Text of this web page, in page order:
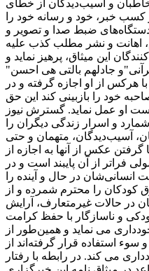
و آسیب‌دیدگان از خطای
خبر، خود و رسانه خود را
ضبط صدا و تصویر و
اهانت و نشر مطلب کذب علیه
این میثاق، پرهیز نماید و
جادلهم بالتی هی احسن"
هرکس از او اجازه گرفته و در
خود را بازبینی کند این حق
او عمل نماید. گسترش نیوز
و اسرار زندگی دیگران را
آسیب‌دیدگان، متهمان و حتی
عکس از آنها به اجازه از
فراتر از آن پایبند است و در
انسانی‌شان در حال و آینده را
کودکان را محترم شمرده و از
در حالات غیرمتعارف، آرایش
و ناسازگار با حفظ کرامت
می نماید و همین‌طور از
سوء استفاده قرار گرفته‌اند از
می کند. در رابطه با رفتار